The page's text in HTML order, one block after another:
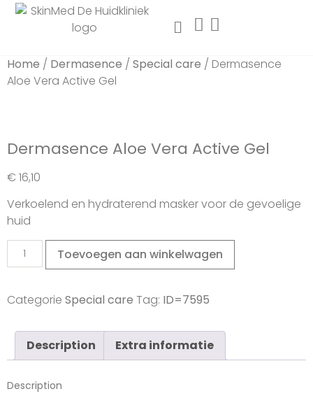
Home / Dermasence / Special care / Dermasence
Aloe Vera Active Gel
Dermasence Aloe Vera Active Gel
€ 16,10
Verkoelend en hydraterend masker voor de gevoelige
huid
Toevoegen aan winkelwagen
Categorie Special care Tag: ID=7595
Description Extra informatie
Description